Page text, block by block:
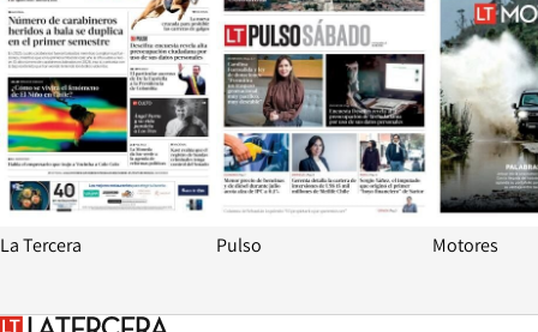
La Tercera Pulso Motores